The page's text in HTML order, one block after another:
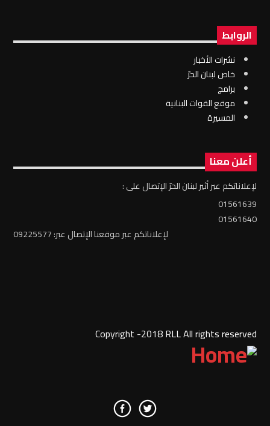
الروابط
نشرات الأخبار
خاص لبنان الحرّ
برامج
موقع القوات البنانية
المسيرة
أعلن معنا
لإعلاناتكم عبر أثير لبنان الحرّ الإتصال على :
01561639
01561640
لإعلاناتكم عبر موقعنا الإتصال عبر: 09225577
Copyright -2018 RLL All rights reserved